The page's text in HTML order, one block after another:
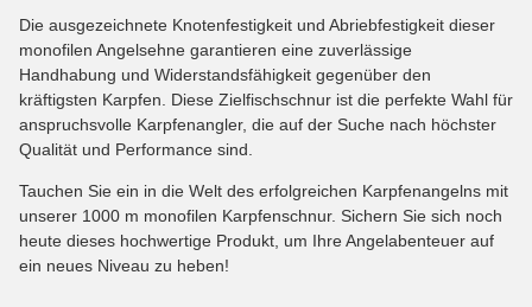
Die ausgezeichnete Knotenfestigkeit und Abriebfestigkeit dieser
monofilen Angelsehne garantieren eine zuverlässige
Handhabung und Widerstandsfähigkeit gegenüber den
kräftigsten Karpfen. Diese Zielfischschnur ist die perfekte Wahl für
anspruchsvolle Karpfenangler, die auf der Suche nach höchster
Qualität und Performance sind.
Tauchen Sie ein in die Welt des erfolgreichen Karpfenangelns mit
unserer 1000 m monofilen Karpfenschnur. Sichern Sie sich noch
heute dieses hochwertige Produkt, um Ihre Angelabenteuer auf
ein neues Niveau zu heben!